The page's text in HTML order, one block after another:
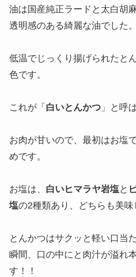
油は国産純正ラードと太白胡
透明感のある綺麗な油でした。
低温でじっくり揚げられたと
色です。
これが「 白いとんかつ」と呼
お肉が甘いので、最初はお塩
めです。
お塩は、 白いヒマラヤ岩塩 と
塩の2種類あり、どちらも美味
とんかつはサクッと軽い口当
瞬間、口の中にと肉汁が溢れ
す！！